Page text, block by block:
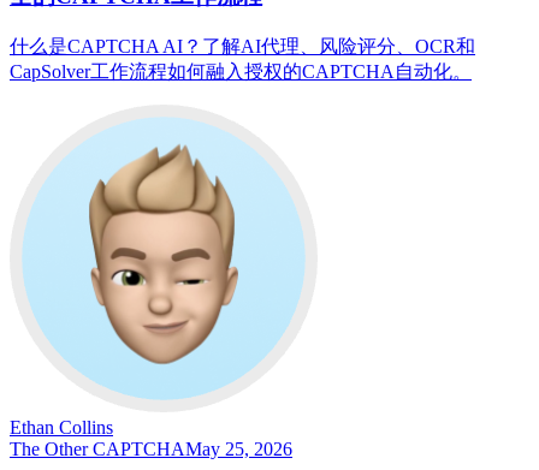
什么是CAPTCHA AI？了解AI代理、风险评分、OCR和
CapSolver工作流程如何融入授权的CAPTCHA自动化。
Ethan Collins
The Other CAPTCHAMay 25, 2026